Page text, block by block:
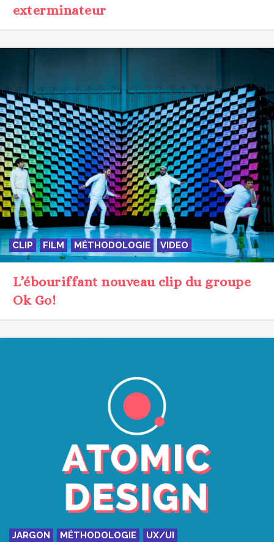
exterminateur
CLIP FILM MÉTHODOLOGIE VIDEO
L’ébouriffant nouveau clip du groupe
Ok Go!
JARGON MÉTHODOLOGIE UX/UI